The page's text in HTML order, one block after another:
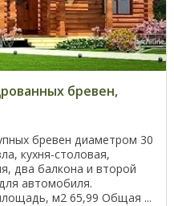
бревен,
бревен диаметром 30
кухня-столовая,
два балкона и второй
автомобиля.
м2 65,99 Общая ...